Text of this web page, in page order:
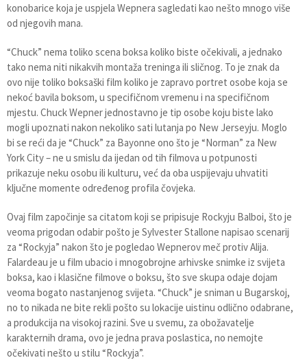
konobarice koja je uspjela Wepnera sagledati kao nešto mnogo više
od njegovih mana.
“Chuck” nema toliko scena boksa koliko biste očekivali, a jednako
tako nema niti nikakvih montaža treninga ili sličnog. To je znak da
ovo nije toliko boksaški film koliko je zapravo portret osobe koja se
nekoć bavila boksom, u specifičnom vremenu i na specifičnom
mjestu. Chuck Wepner jednostavno je tip osobe koju biste lako
mogli upoznati nakon nekoliko sati lutanja po New Jerseyju. Moglo
bi se reći da je “Chuck” za Bayonne ono što je “Norman” za New
York City – ne u smislu da ijedan od tih filmova u potpunosti
prikazuje neku osobu ili kulturu, već da oba uspijevaju uhvatiti
ključne momente određenog profila čovjeka.
Ovaj film započinje sa citatom koji se pripisuje Rockyju Balboi, što je
veoma prigodan odabir pošto je Sylvester Stallone napisao scenarij
za “Rockyja” nakon što je pogledao Wepnerov meč protiv Alija.
Falardeau je u film ubacio i mnogobrojne arhivske snimke iz svijeta
boksa, kao i klasične filmove o boksu, što sve skupa odaje dojam
veoma bogato nastanjenog svijeta. “Chuck” je sniman u Bugarskoj,
no to nikada ne bite rekli pošto su lokacije uistinu odlično odabrane,
a produkcija na visokoj razini. Sve u svemu, za obožavatelje
karakternih drama, ovo je jedna prava poslastica, no nemojte
očekivati nešto u stilu “Rockyja”.